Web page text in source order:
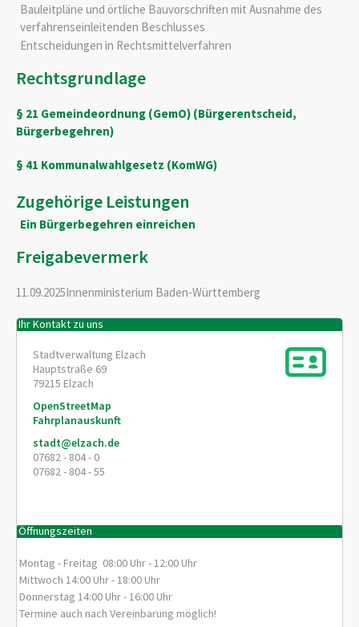
Bauleitpläne und örtliche Bauvorschriften mit Ausnahme des
verfahrenseinleitenden Beschlusses
Entscheidungen in Rechtsmittelverfahren
Rechtsgrundlage
§ 21 Gemeindeordnung (GemO) (Bürgerentscheid,
Bürgerbegehren)
§ 41 Kommunalwahlgesetz (KomWG)
Zugehörige Leistungen
Ein Bürgerbegehren einreichen
Freigabevermerk
11.09.2025Innenministerium Baden-Württemberg
Ihr Kontakt zu uns
Stadtverwaltung Elzach
Hauptstraße 69
79215 Elzach
OpenStreetMap
Fahrplanauskunft
stadt@elzach.de
07682 - 804 - 0
07682 - 804 - 55
Öffnungszeiten
Montag - Freitag 08:00 Uhr - 12:00 Uhr
Mittwoch 14:00 Uhr - 18:00 Uhr
Donnerstag 14:00 Uhr - 16:00 Uhr
Termine auch nach Vereinbarung möglich!